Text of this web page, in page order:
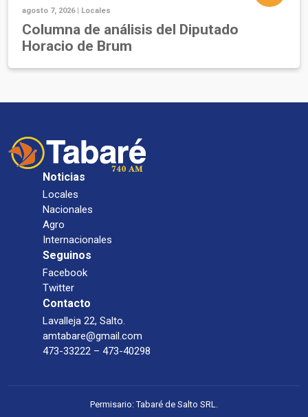
agosto 7, 2026 | Locales
Columna de análisis del Diputado
Horacio de Brum
Noticias
Locales
Nacionales
Agro
Internacionales
Seguinos
Facebook
Twitter
Contacto
Lavalleja 22, Salto.
amtabare@gmail.com
473-33222 – 473-40298
Permisario: Tabaré de Salto SRL.